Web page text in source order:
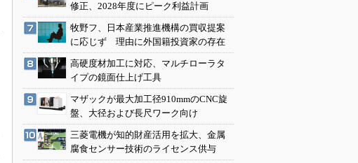
修正、2028年度にピーク利益計画
牧野フ、日本産業推進機構の買収提案
に応じず 理由に外国籍投資家の存在
高硬度材加工に対応、マルチローラタ
イプの鏡面仕上げ工具
マザックが最大加工径910mmのCNC旋
盤、大径および長尺ワーク向け
三菱電機が知的財産活用を拡大、金属
腐食センサー技術のライセンス供与